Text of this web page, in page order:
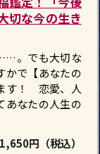
切な今の生き
。でも大切な
で【あなたの
す！ 恋愛、人
あなたの人生の
1,650円（税込）